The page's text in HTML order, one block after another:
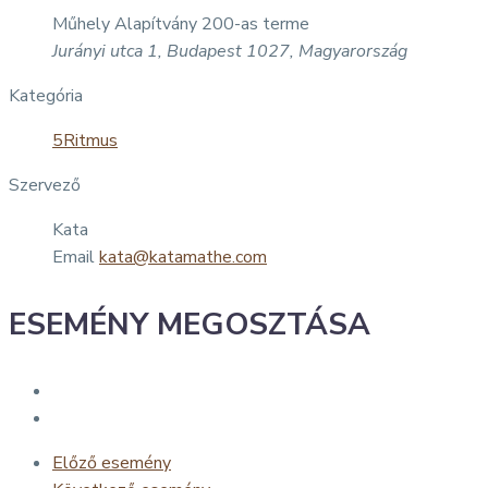
Műhely Alapítvány 200-as terme
Jurányi utca 1, Budapest 1027, Magyarország
Kategória
5Ritmus
Szervező
Kata
Emailkata@katamathe.com
ESEMÉNY MEGOSZTÁSA
Előző esemény